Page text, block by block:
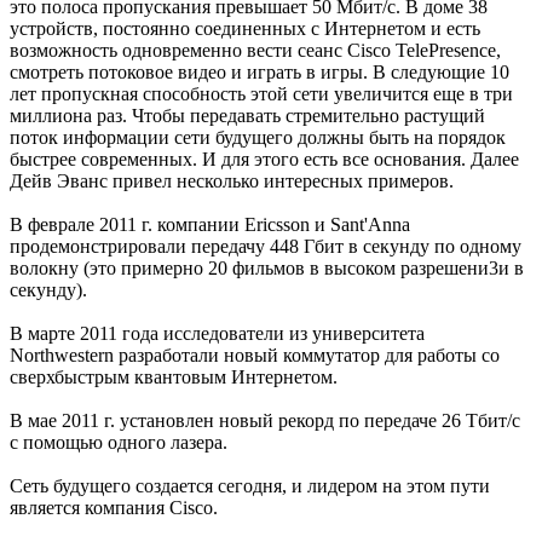
это полоса пропускания превышает 50 Мбит/с. В доме 38
устройств, постоянно соединенных с Интернетом и есть
возможность одновременно вести сеанс Cisco TelePresence,
смотреть потоковое видео и играть в игры. В следующие 10
лет пропускная способность этой сети увеличится еще в три
миллиона раз. Чтобы передавать стремительно растущий
поток информации сети будущего должны быть на порядок
быстрее современных. И для этого есть все основания. Далее
Дейв Эванс привел несколько интересных примеров.
В феврале 2011 г. компании Ericsson и Sant'Anna
продемонстрировали передачу 448 Гбит в секунду по одному
волокну (это примерно 20 фильмов в высоком разрешени3и в
секунду).
В марте 2011 года исследователи из университета
Northwestern разработали новый коммутатор для работы со
сверхбыстрым квантовым Интернетом.
В мае 2011 г. установлен новый рекорд по передаче 26 Тбит/с
с помощью одного лазера.
Сеть будущего создается сегодня, и лидером на этом пути
является компания Cisco.